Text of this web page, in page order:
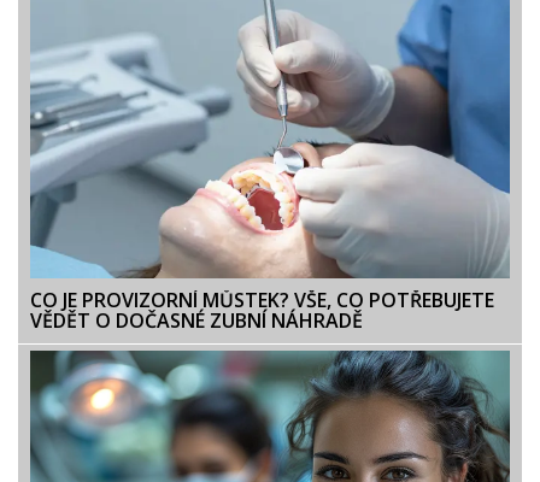
CO JE PROVIZORNÍ MŮSTEK? VŠE, CO POTŘEBUJETE
VĚDĚT O DOČASNÉ ZUBNÍ NÁHRADĚ